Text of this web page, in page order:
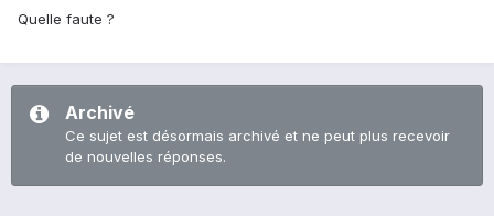
Quelle faute ?
Archivé
Ce sujet est désormais archivé et ne peut plus recevoir
de nouvelles réponses.